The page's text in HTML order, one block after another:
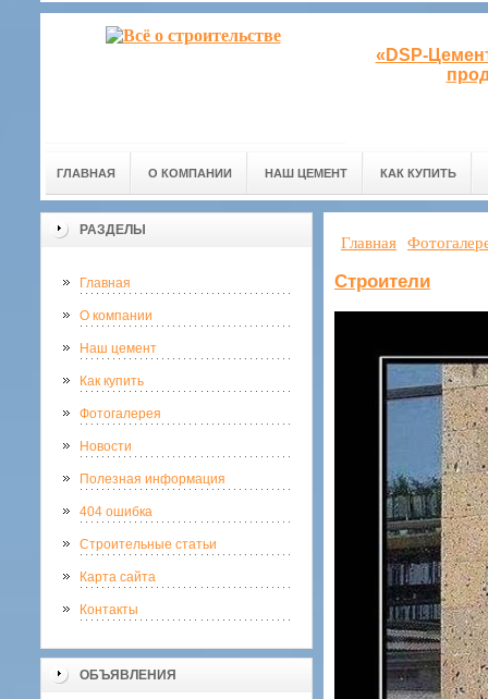
«DSP-
ГЛАВНАЯ О КОМПАНИИ НАШ ЦЕМЕНТ КАК КУПИТЬ
РАЗДЕЛЫ
Главная
О компании
Наш цемент
Как купить
Фотогалерея
Новости
Полезная информация
404 ошибка
Строительные статьи
Карта сайта
Контакты
ОБЪЯВЛЕНИЯ
Главная
Строители